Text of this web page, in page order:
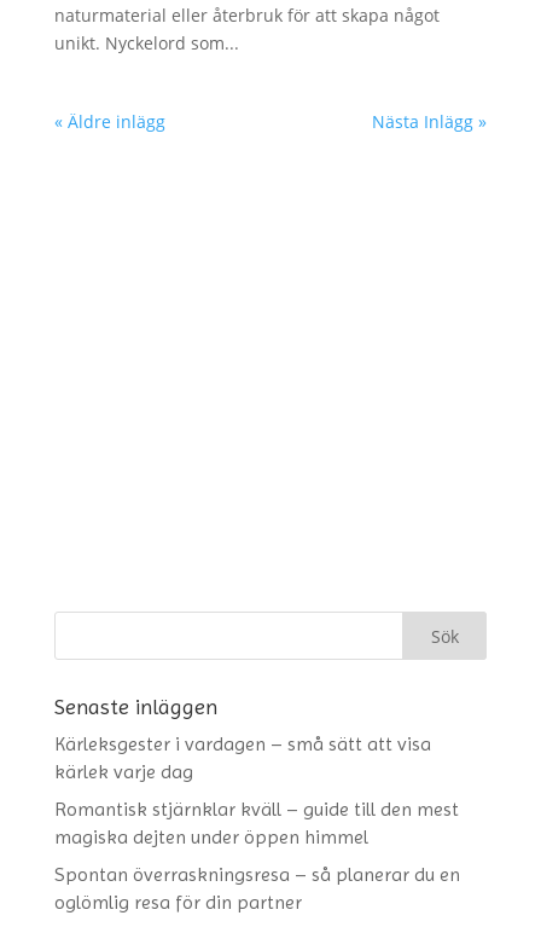
naturmaterial eller återbruk för att skapa något
unikt. Nyckelord som...
« Äldre inlägg Nästa Inlägg »
Senaste inläggen
Kärleksgester i vardagen – små sätt att visa
kärlek varje dag
Romantisk stjärnklar kväll – guide till den mest
magiska dejten under öppen himmel
Spontan överraskningsresa – så planerar du en
oglömlig resa för din partner